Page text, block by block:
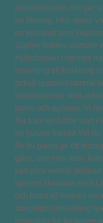
problemlösare och ger
en lösning. Hon möter
en envishet som
Sophie föddes startade
Hjärnfonden i hennes
insamling till forskning
också uppmärksamma
konsekvenser som
pares och epilepsi. Vi
fler barn en bättre start i
en ljusare framtid.Vill
får du gärna ge ett
gåva, stor som liten,
kan göra verklig
igenom liknande
och bidra till hennes
bion)https://
insamling-for-forskning-